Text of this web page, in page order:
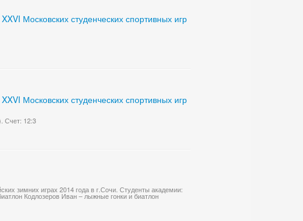
Московских студенческих спортивных игр
Московских студенческих спортивных игр
Счет: 12:3
зимних играх 2014 года в г.Сочи. Студенты академии:
Кодлозеров Иван – лыжные гонки и биатлон